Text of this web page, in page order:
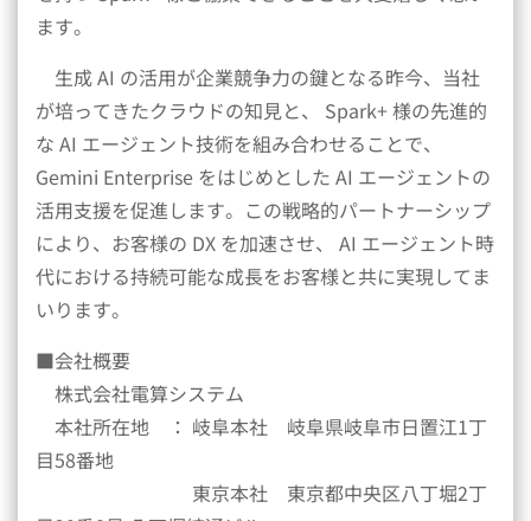
ます。
生成 AI の活用が企業競争力の鍵となる昨今、当社
が培ってきたクラウドの知見と、 Spark+ 様の先進的
な AI エージェント技術を組み合わせることで、
Gemini Enterprise をはじめとした AI エージェントの
活用支援を促進します。この戦略的パートナーシップ
により、お客様の DX を加速させ、 AI エージェント時
代における持続可能な成長をお客様と共に実現してま
いります。
■会社概要
株式会社電算システム
本社所在地 ： 岐阜本社 岐阜県岐阜市日置江1丁
目58番地
東京本社 東京都中央区八丁堀2丁